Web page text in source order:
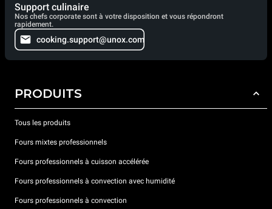
Support culinaire
Nos chefs corporate sont à votre disposition et vous répondront
rapidement.
cooking.support@unox.com
PRODUITS
Tous les produits
Fours mixtes professionnels
Fours professionnels à cuisson accélérée
Fours professionnels à convection avec humidité
Fours professionnels à convection